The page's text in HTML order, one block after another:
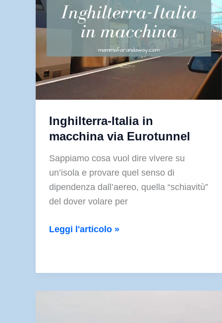
informazioni
pratiche
curiosità
Inghilterra-Italia in
macchina via Eurotunnel
Sappiamo cosa vuol dire vivere su
un’isola e provare quel senso di
dipendenza dall’aereo, quella “schiavitù”
del dover volare per
Inghilterra-
macchina
Leggi l'articolo »